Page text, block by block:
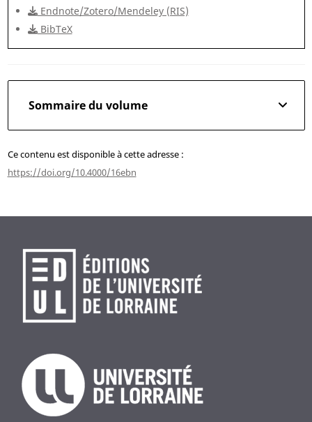
Endnote/Zotero/Mendeley (RIS)
BibTeX
Sommaire du volume
Ce contenu est disponible à cette adresse :
https://doi.org/10.4000/16ebn